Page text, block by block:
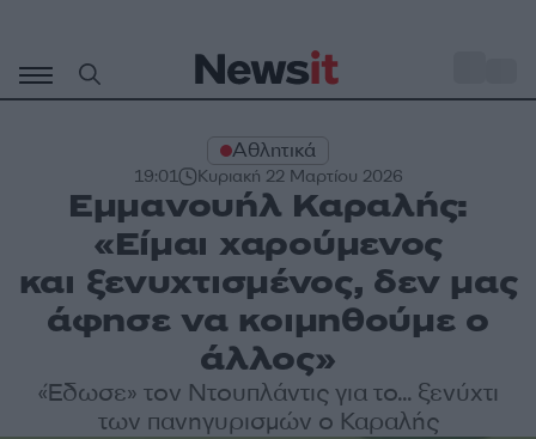
περιεχόμενο
Αθλητικά
19:01 Κυριακή 22 Μαρτίου 2026
Εμμανουήλ Καραλής:
«Είμαι χαρούμενος
και ξενυχτισμένος, δεν μας
άφησε να κοιμηθούμε ο
άλλος»
«Έδωσε» τον Ντουπλάντις για το... ξενύχτι
των πανηγυρισμών ο Καραλής